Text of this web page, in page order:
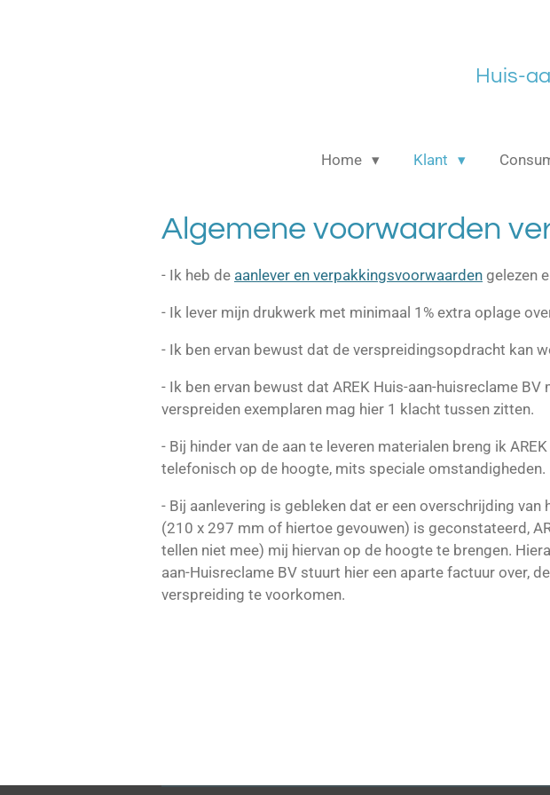
Huis-
Home Klant
Algemene voorwaarden
- Ik heb de aanlever en verpakkingsvoorwaarden gelezen
- Ik lever mijn drukwerk met minimaal 1% extra oplage
- Ik ben ervan bewust dat de verspreidingsopdracht kan
- Ik ben ervan bewust dat AREK Huis-aan-huisreclame
verspreiden exemplaren mag hier 1 klacht tussen zitten.
- Bij hinder van de aan te leveren materialen breng ik
telefonisch op de hoogte, mits speciale omstandigheden.
- Bij aanlevering is gebleken dat er een overschrijding van
(210 x 297 mm of hiertoe gevouwen) is geconstateerd,
tellen niet mee) mij hiervan op de hoogte te brengen.
aan-Huisreclame BV stuurt hier een aparte factuur over,
verspreiding te voorkomen.